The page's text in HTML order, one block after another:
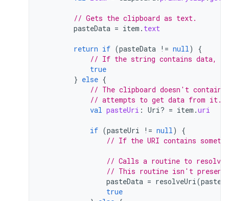
// Gets the clipboard as text.
pasteData = item . text
return if (pasteData != null)
{
// If the string contains data,
true
} else {
// The clipboard doesn't
// attempts to get data from it.
val pasteUri : Uri? = item .uri
if (pasteUri != null)
{
// If the URI contains
// Calls a routine to resolve
// This routine isn't
pasteData = resolveUri(
true